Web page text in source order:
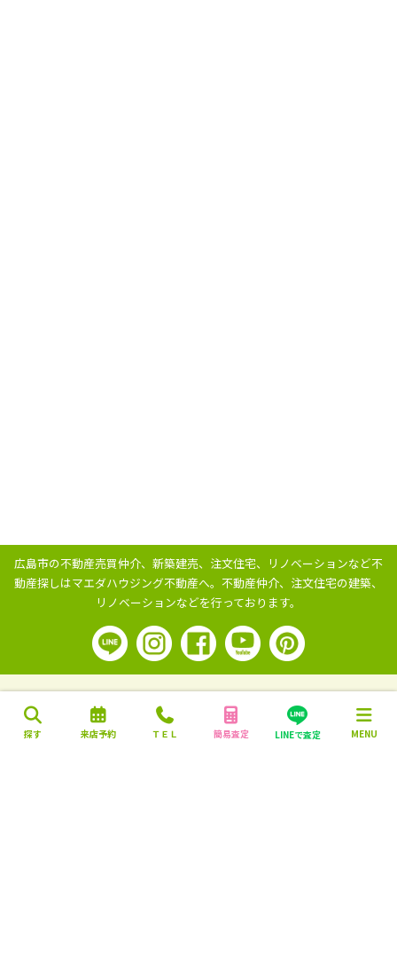
探す 来店予約 ＴＥＬ 簡易査定 LINEで査定 MENU
広島市の不動産売買仲介、新築建売、注文住宅、リノベーションなど不
動産探しはマエダハウジング不動産へ。 不動産仲介、注文住宅の建築、
リノベーションなどを行っております。